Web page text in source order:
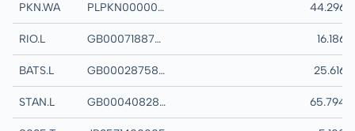
PKN.WA PLPKN0000018 ORLEN SA44.296
RIO.L GB0007188757 RIO TINTO PLC
16.186
BATS.L GB0002875804 BRITISH 25.616
STAN.L GB0004082847 STANDARD65.794